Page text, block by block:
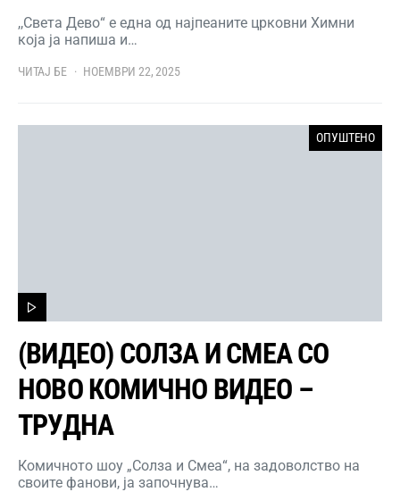
,,Света Дево“ е една од најпеаните црковни Химни
која ја напиша и…
ЧИТАЈ БЕ НОЕМВРИ 22, 2025
ОПУШТЕНО
(ВИДЕО) СОЛЗА И СМЕА СО
НОВО КОМИЧНО ВИДЕО –
ТРУДНА
Комичното шоу „Солза и Смеа“, на задоволство на
своите фанови, ја започнува…